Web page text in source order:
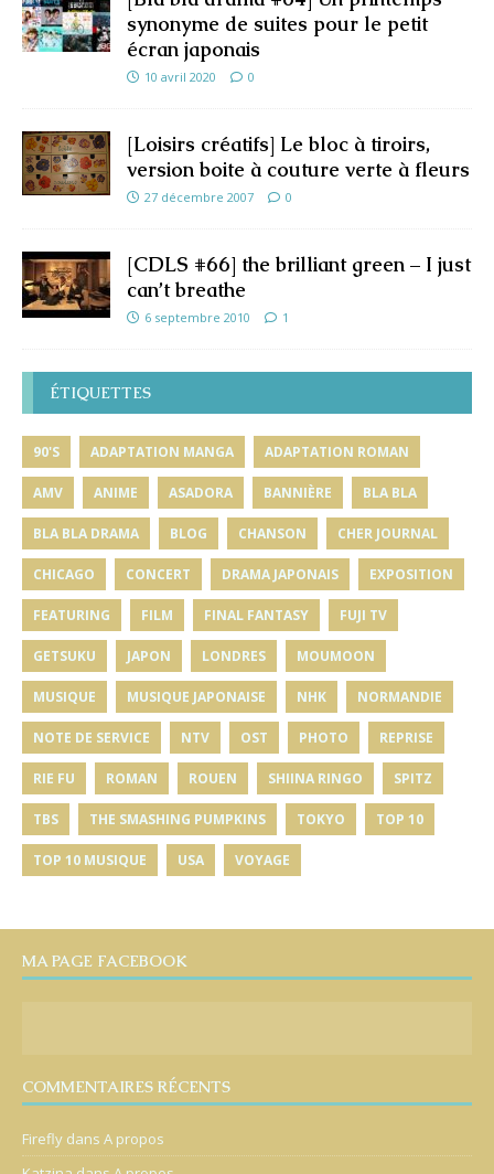
synonyme de suites pour le petit
écran japonais
10 avril 2020 0
[Loisirs créatifs] Le bloc à tiroirs,
version boite à couture verte à fleurs
27 décembre 2007 0
[CDLS #66] the brilliant green – I just
can’t breathe
6 septembre 2010 1
ÉTIQUETTES
90'S ADAPTATION MANGA ADAPTATION ROMAN
AMV ANIME ASADORA BANNIÈRE BLA BLA
BLA BLA DRAMA BLOG CHANSON CHER JOURNAL
CHICAGO CONCERT DRAMA JAPONAIS EXPOSITION
FEATURING FILM FINAL FANTASY FUJI TV
GETSUKU JAPON LONDRES MOUMOON
MUSIQUE MUSIQUE JAPONAISE NHK NORMANDIE
NOTE DE SERVICE NTV OST PHOTO REPRISE
RIE FU ROMAN ROUEN SHIINA RINGO SPITZ
TBS THE SMASHING PUMPKINS TOKYO TOP 10
TOP 10 MUSIQUE USA VOYAGE
MA PAGE FACEBOOK
COMMENTAIRES RÉCENTS
Firefly dans A propos